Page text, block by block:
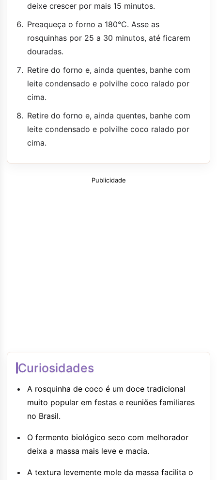
deixe crescer por mais 15 minutos.
Preaqueça o forno a 180°C. Asse as
rosquinhas por 25 a 30 minutos, até ficarem
douradas.
Retire do forno e, ainda quentes, banhe com
leite condensado e polvilhe coco ralado por
cima.
Retire do forno e, ainda quentes, banhe com
leite condensado e polvilhe coco ralado por
cima.
Publicidade
Curiosidades
A rosquinha de coco é um doce tradicional
muito popular em festas e reuniões familiares
no Brasil.
O fermento biológico seco com melhorador
deixa a massa mais leve e macia.
A textura levemente mole da massa facilita o